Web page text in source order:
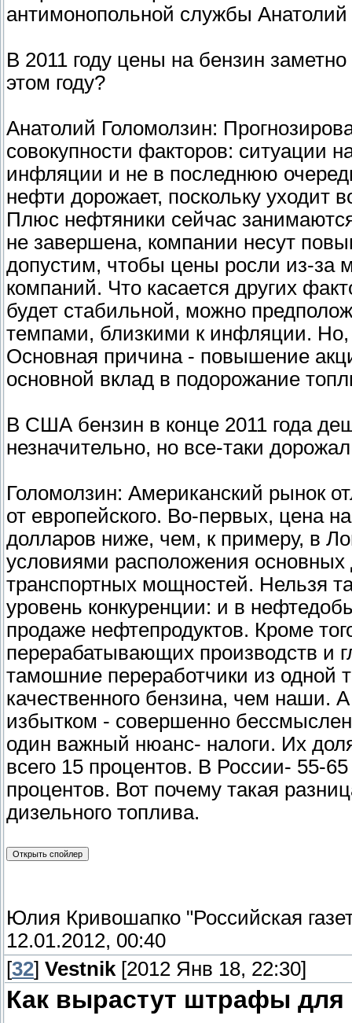
антимонопольной службы Анатолий
В 2011 году цены на бензин
этом году?
Анатолий Голомолзин:
совокупности факторов: ситуации
инфляции и не в последнюю
нефти дорожает, поскольку уходит
Плюс нефтяники сейчас
не завершена, компании несут
допустим, чтобы цены росли из-за
компаний. Что касается других
будет стабильной, можно
темпами, близкими к инфляции.
Основная причина - повышение
основной вклад в подорожание
В США бензин в конце 2011 года
незначительно, но все-таки
Голомолзин: Американский рынок
от европейского. Во-первых, цена
долларов ниже, чем, к примеру, в
условиями расположения
транспортных мощностей. Нельзя
уровень конкуренции: и в
продаже нефтепродуктов. Кроме
перерабатывающих производств и
тамошние переработчики из одной
качественного бензина, чем наши.
избытком - совершенно
один важный нюанс- налоги. Их
всего 15 процентов. В России- 55-
процентов. Вот почему такая
дизельного топлива.
Юлия Кривошапко "Российская
12.01.2012, 00:40
[32] Vestnik [2012 Янв 18, 22:30]
Как вырастут штрафы для